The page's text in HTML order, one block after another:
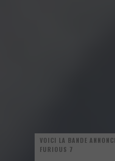
VOICI LA BANDE
FURIOUS 7